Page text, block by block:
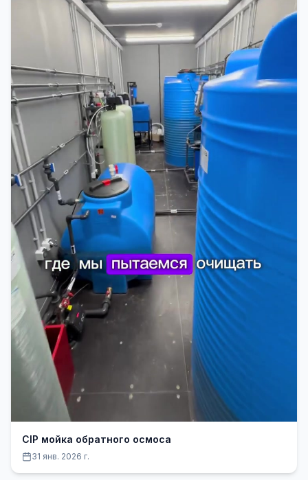
CIP мойка обратного осмоса
31 янв. 2026 г.